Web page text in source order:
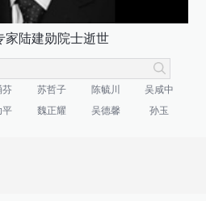
家陆建勋院士逝世
芬 苏哲子 陈毓川
吴咸中
平 魏正耀 吴德馨 孙玉